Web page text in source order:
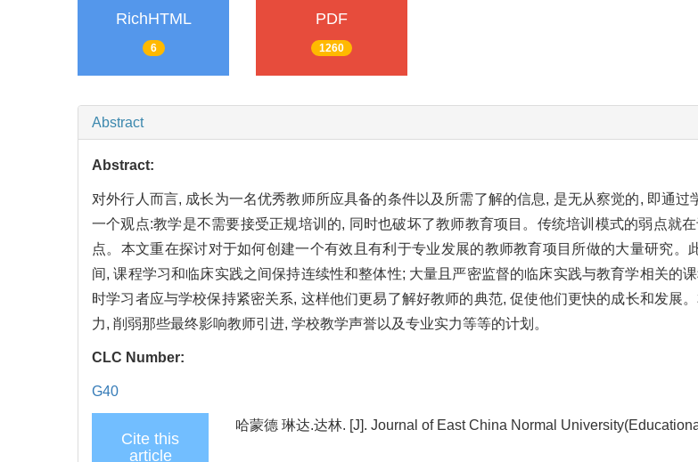
RichHTML
6
PDF
1260
Abstract
Abstract:
对外行人而言, 成长为一名优秀教师所应具备的条件以及所需了解的信息, 是无从察觉的, 即通
一个观点:教学是不需要接受正规培训的, 同时也破坏了教师教育项目。传统培训模式的弱点就
点。本文重在探讨对于如何创建一个有效且有利于专业发展的教师教育项目所做的大量研究。
间, 课程学习和临床实践之间保持连续性和整体性; 大量且严密监督的临床实践与教育学相关的
时学习者应与学校保持紧密关系, 这样他们更易了解好教师的典范, 促使他们更快的成长和发展
力, 削弱那些最终影响教师引进, 学校教学声誉以及专业实力等等的计划。
CLC Number:
G40
Cite this
article
哈蒙德 琳达.达林. [J]. Journal of East China Normal